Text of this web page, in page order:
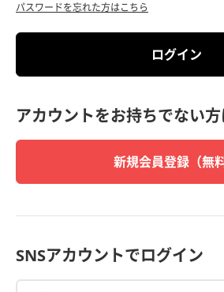
パスワードを忘れた方はこちら
ログイン
アカウントをお持ちでない
新規会員登録（無料
SNSアカウントでログイン